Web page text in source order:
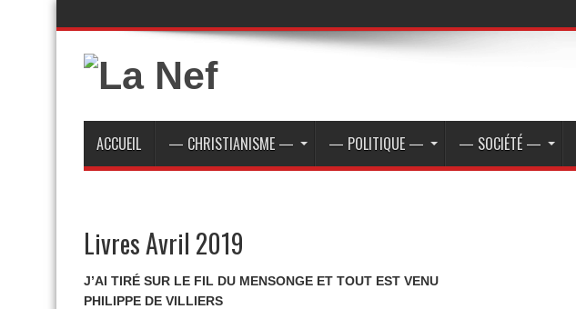
ACCUEIL — CHRISTIANISME — — POLITIQUE — — SOCIÉTÉ —
Livres Avril 2019
J’AI TIRÉ SUR LE FIL DU MENSONGE ET TOUT EST VENU
PHILIPPE DE VILLIERS